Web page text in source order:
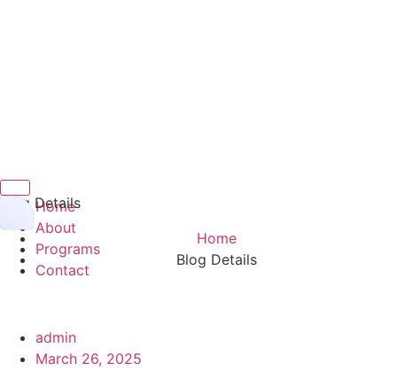
Home
About
Programs
Contact
Hamburger Toggle Menu
Blog Details
Home
Blog Details
admin
March 26, 2025